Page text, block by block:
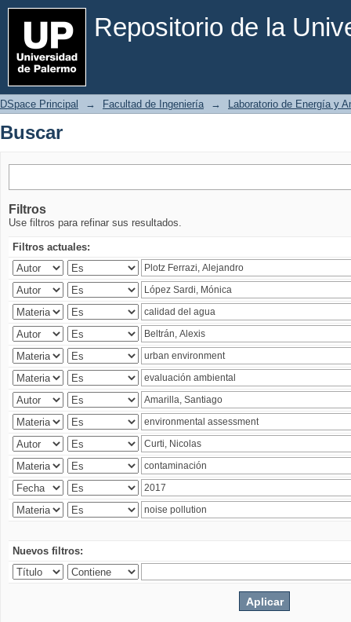
Repositorio de la
Buscar
DSpace Principal → Facultad de Ingeniería → Laboratorio de Energía y
Buscar
Filtros
Use filtros para refinar sus resultados.
Filtros actuales:
Nuevos filtros: